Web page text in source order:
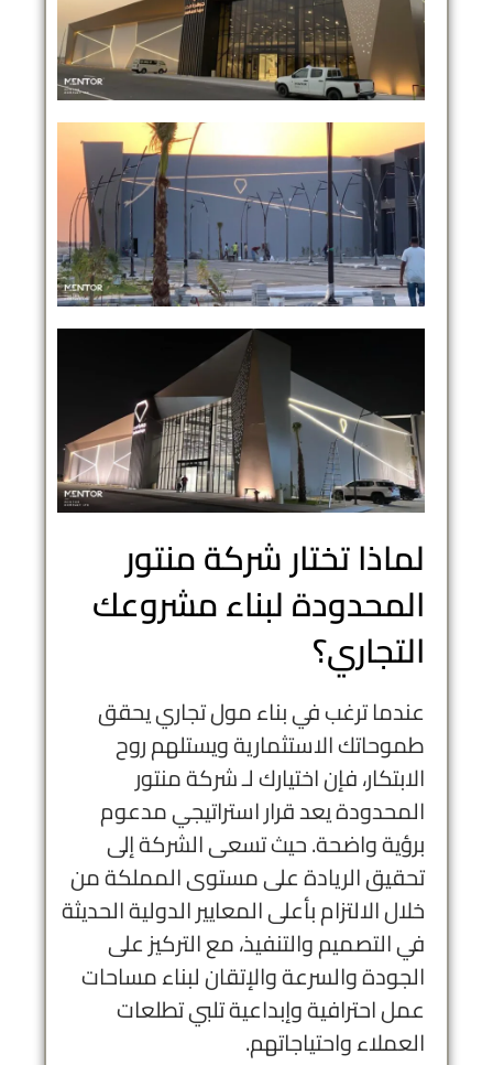
لماذا تختار شركة منتور
المحدودة لبناء مشروعك
التجاري؟
عندما ترغب في بناء مول تجاري يحقق
طموحاتك الاستثمارية ويستلهم روح
الابتكار، فإن اختيارك لـ شركة منتور
المحدودة يعد قرار استراتيجي مدعوم
برؤية واضحة. حيث تسعى الشركة إلى
تحقيق الريادة على مستوى المملكة من
خلال الالتزام بأعلى المعايير الدولية الحديثة
في التصميم والتنفيذ، مع التركيز على
الجودة والسرعة والإتقان لبناء مساحات
عمل احترافية وإبداعية تلبي تطلعات
العملاء واحتياجاتهم.